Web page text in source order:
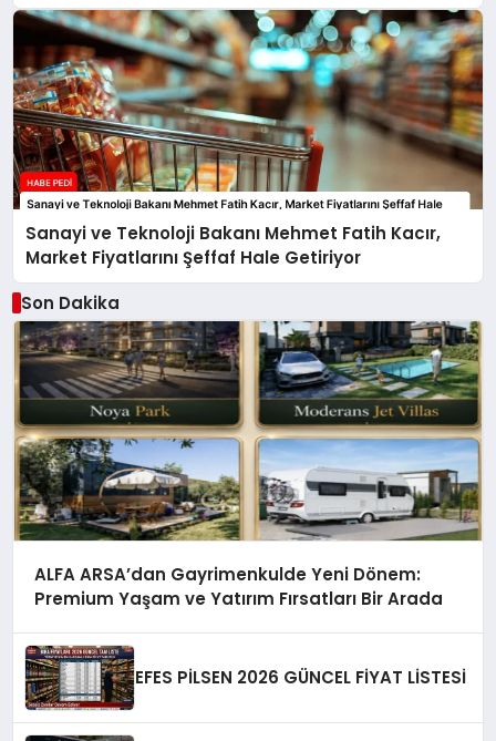
Sanayi ve Teknoloji Bakanı Mehmet Fatih Kacır,
Market Fiyatlarını Şeffaf Hale Getiriyor
Son Dakika
ALFA ARSA’dan Gayrimenkulde Yeni Dönem:
Premium Yaşam ve Yatırım Fırsatları Bir Arada
EFES PİLSEN 2026 GÜNCEL FİYAT LİSTESİ